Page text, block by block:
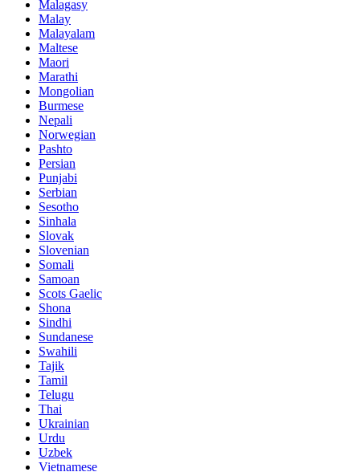
Malagasy
Malay
Malayalam
Maltese
Maori
Marathi
Mongolian
Burmese
Nepali
Norwegian
Pashto
Persian
Punjabi
Serbian
Sesotho
Sinhala
Slovak
Slovenian
Somali
Samoan
Scots Gaelic
Shona
Sindhi
Sundanese
Swahili
Tajik
Tamil
Telugu
Thai
Ukrainian
Urdu
Uzbek
Vietnamese